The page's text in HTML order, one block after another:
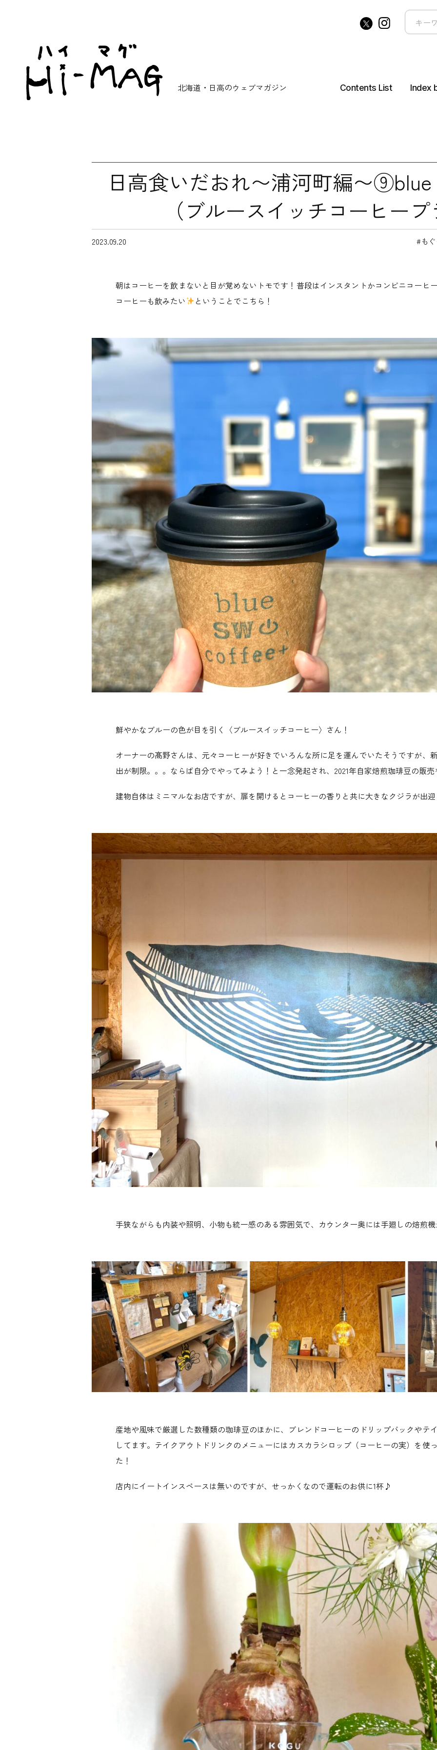
北海道・日高のウェブマガジン Contents List Index
日高食いだおれ〜浦河町編〜
（ブルースイッチコーヒー
2023.09.20 も
朝はコーヒーを飲まないと目が覚めないトモです！普段はインスタントかコンビニコーヒ
コーヒーも飲みたい
ということでこちら！
鮮やかなブルーの色が目を引く〈ブルースイッチコーヒー〉さん！
オーナーの髙野さんは、元々コーヒーが好きでいろんな所に足を運んでいたそうですが、
出が制限。。。ならば自分でやってみよう！と一念発起され、2021年自家焙煎珈琲豆の販
建物自体はミニマルなお店ですが、扉を開けるとコーヒーの香りと共に大きなクジラが出
手狭ながらも内装や照明、小物も統一感のある雰囲気で、カウンター奥には手廻しの焙煎
産地や風味で厳選した数種類の珈琲豆のほかに、ブレンドコーヒーのドリップバックやテ
してます。テイクアウトドリンクのメニューにはカスカラシロップ（コーヒーの実）を使
た！
店内にイートインスペースは無いのですが、せっかくなので運転のお供に1杯♪